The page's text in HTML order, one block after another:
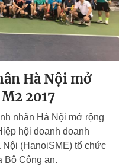
Hà Nội mở
2017
nhân Hà Nội mở rộng
hội doanh doanh
(HanoiSME) tổ chức
Bộ Công an.